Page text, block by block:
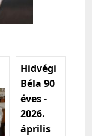
Hidvégi
Béla 90
éves -
2026.
április